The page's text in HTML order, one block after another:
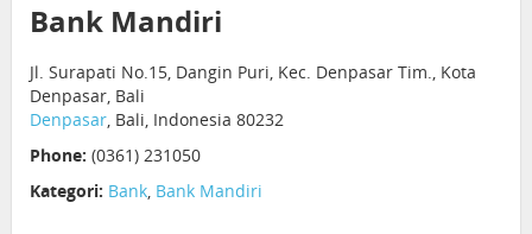
Bank Mandiri
Jl. Surapati No.15, Dangin Puri, Kec. Denpasar Tim., Kota
Denpasar, Bali
Denpasar, Bali, Indonesia 80232
Phone: (0361) 231050
Kategori: Bank, Bank Mandiri